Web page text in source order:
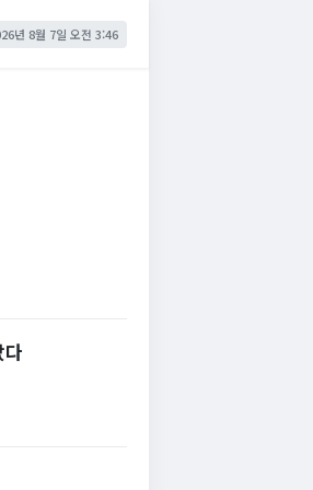
년 8월 7일 오전 3:46